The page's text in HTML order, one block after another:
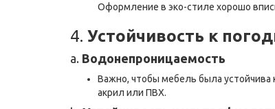
Оформление в эко-стиле хорошо
4. Устойчивость к
a. Водонепроницаемость
Важно, чтобы мебель была
акрил или ПВХ.